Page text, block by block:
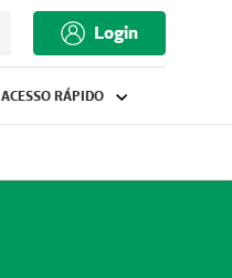
Login
ACESSO RÁPIDO